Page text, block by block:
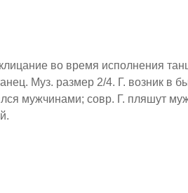
во время исполнения
Муз. размер 2/4. Г. возник в
мужчинами; совр. Г. пляшут